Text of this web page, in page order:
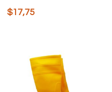
$17,75